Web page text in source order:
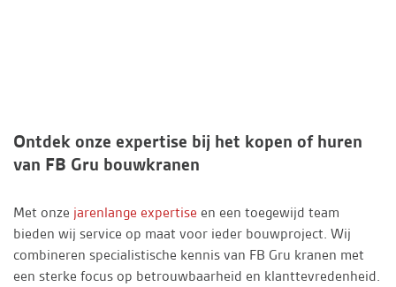
Ontdek onze expertise bij het kopen of huren
van FB Gru bouwkranen
Met onze jarenlange expertise en een toegewijd team
bieden wij service op maat voor ieder bouwproject. Wij
combineren specialistische kennis van FB Gru kranen met
een sterke focus op betrouwbaarheid en klanttevredenheid.